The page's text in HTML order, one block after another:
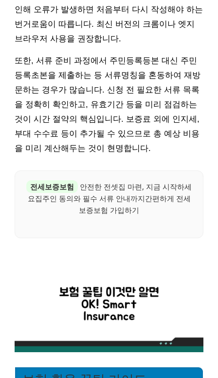
인해 오류가 발생하면 처음부터 다시 작성해야 하는
번거로움이 따릅니다. 최신 버전의 크롬이나 엣지
브라우저 사용을 권장합니다.
또한, 서류 준비 과정에서 주민등록등본 대신 주민
등록초본을 제출하는 등 서류명칭을 혼동하여 재방
문하는 경우가 많습니다. 신청 전 필요한 서류 목록
을 정확히 확인하고, 유효기간 등을 미리 점검하는
것이 시간 절약의 핵심입니다. 보증료 외에 인지세,
부대 수수료 등이 추가될 수 있으므로 총 예상 비용
을 미리 계산해두는 것이 현명합니다.
전세보증보험
안전한 전셋집 마련, 지금 시작하세
요집주인 동의와 필수 서류 안내까지간편하게 전세
보증보험 가입하기